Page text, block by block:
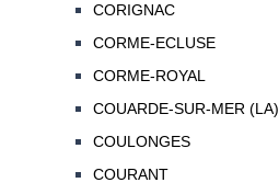
CORIGNAC
CORME-ECLUSE
CORME-ROYAL
COUARDE-SUR-MER (LA)
COULONGES
COURANT